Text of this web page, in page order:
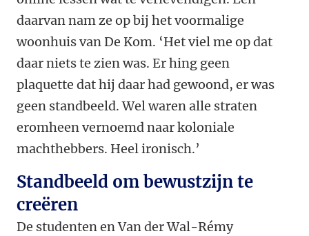
daarvan nam ze op bij het voormalige
woonhuis van De Kom. ‘Het viel me op dat
daar niets te zien was. Er hing geen
plaquette dat hij daar had gewoond, er was
geen standbeeld. Wel waren alle straten
eromheen vernoemd naar koloniale
machthebbers. Heel ironisch.’
Standbeeld om bewustzijn te
creëren
De studenten en Van der Wal-Rémy